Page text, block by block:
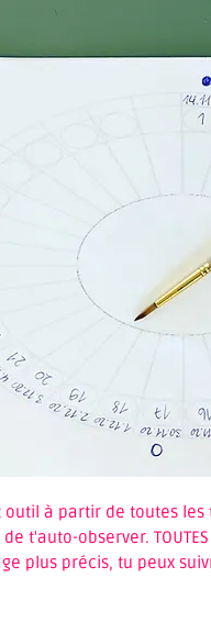
outil à partir de toutes
t'auto-observer. TOUTES
plus précis, tu peux